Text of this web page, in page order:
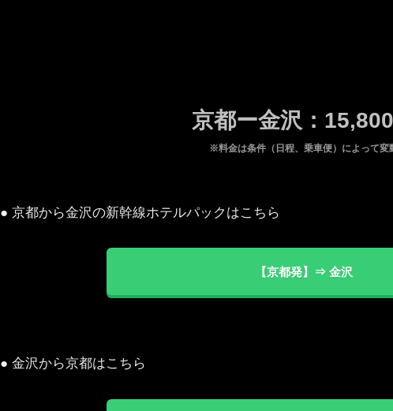
京都ー金沢：
※料金は条件（日程、乗車便）によって変
● 京都から金沢の新幹線ホテルパックはこちら
【京都発】⇒ 金沢
● 金沢から京都はこちら